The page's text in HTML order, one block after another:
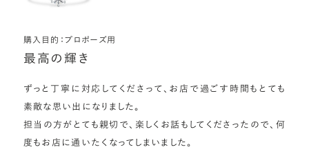
購入目的：プロポーズ用
最高の輝き
ずっと丁寧に対応してくださって、お店で過ごす時間もとても
素敵な思い出になりました。
担当の方がとても親切で、楽しくお話もしてくださったので、何
度もお店に通いたくなってしまいました。